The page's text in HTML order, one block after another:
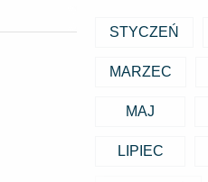
STYCZEŃ
MARZEC
MAJ
LIPIEC